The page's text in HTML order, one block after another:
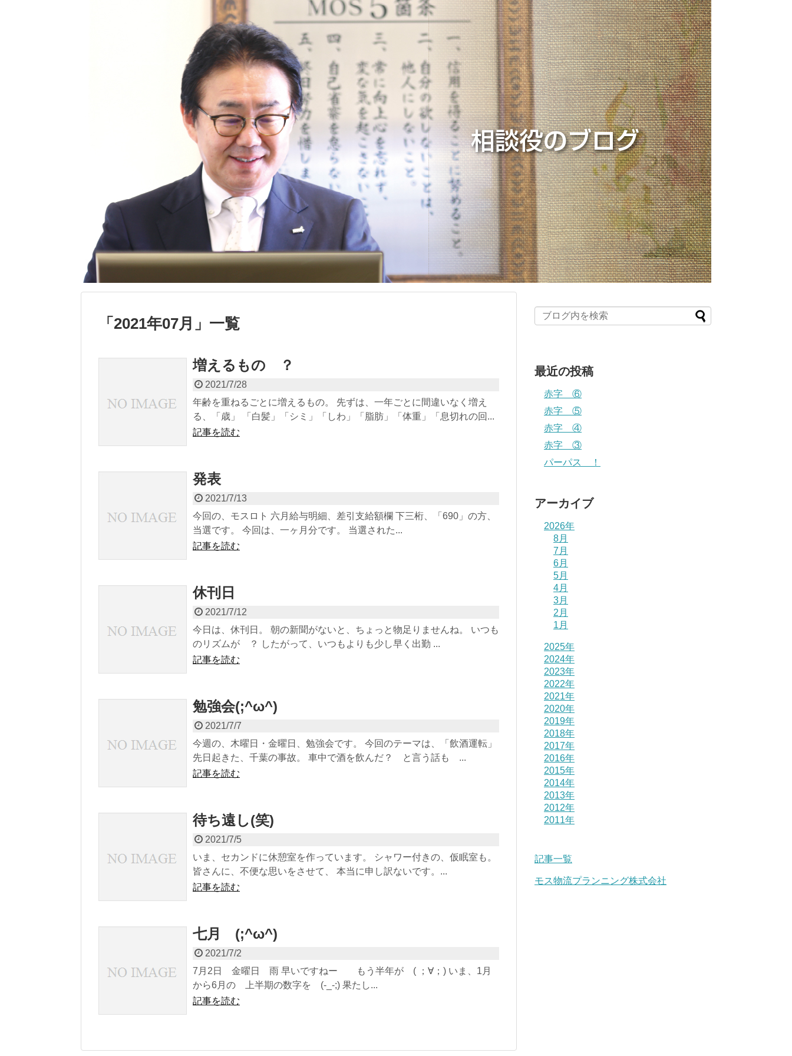
「 2021年07月 」 一覧
増えるもの ？
2021/7/28
年齢を重ねるごとに増えるもの。 先ずは、一年ごとに間違いなく増え
る、「歳」 「白髪」「シミ」「しわ」「脂肪」「体重」「息切れの回...
記事を読む
発表
2021/7/13
今回の、モスロト 六月給与明細、差引支給額欄 下三桁、「690」の方、
当選です。 今回は、一ヶ月分です。 当選された...
記事を読む
休刊日
2021/7/12
今日は、休刊日。 朝の新聞がないと、ちょっと物足りませんね。 いつも
のリズムが ？ したがって、いつもよりも少し早く出勤 ...
記事を読む
勉強会(;^ω^)
2021/7/7
今週の、木曜日・金曜日、勉強会です。 今回のテーマは、「飲酒運転」
先日起きた、千葉の事故。 車中で酒を飲んだ？ と言う話も ...
記事を読む
待ち遠し(笑)
2021/7/5
いま、セカンドに休憩室を作っています。 シャワー付きの、仮眠室も。
皆さんに、不便な思いをさせて、 本当に申し訳ないです。...
記事を読む
七月 (;^ω^)
2021/7/2
7月2日 金曜日 雨 早いですねー もう半年が ( ；∀；) いま、1月
から6月の 上半期の数字を (-_-;) 果たし...
記事を読む
最近の投稿
赤字 ⑥
赤字 ⑤
赤字 ④
赤字 ③
パーパス ！
アーカイブ
2026年
8月
7月
6月
5月
4月
3月
2月
1月
2025年
2024年
2023年
2022年
2021年
2020年
2019年
2018年
2017年
2016年
2015年
2014年
2013年
2012年
2011年
記事一覧
モス物流プランニング株式会社